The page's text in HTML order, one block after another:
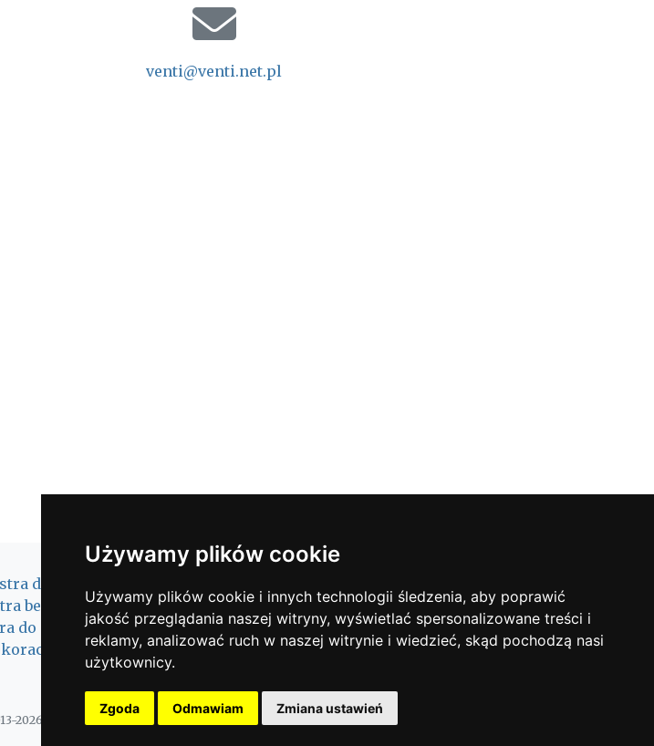
Używamy plików cookie
Używamy plików cookie i innych technologii śledzenia, aby poprawić
jakość przeglądania naszej witryny, wyświetlać spersonalizowane treści i
reklamy, analizować ruch w naszej witrynie i wiedzieć, skąd pochodzą nasi
użytkownicy.
Zgoda Odmawiam Zmiana ustawień
venti@venti.net.pl
do hotelu
bezpieczne
do garderoby
- lacobel
Lustra organiczne
Lustra do przedpokoju
Lustra na wymiar
2026 Blackrock Digital LLC